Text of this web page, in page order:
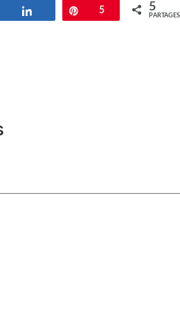
Partagez Épingle
5 5
PARTAGES